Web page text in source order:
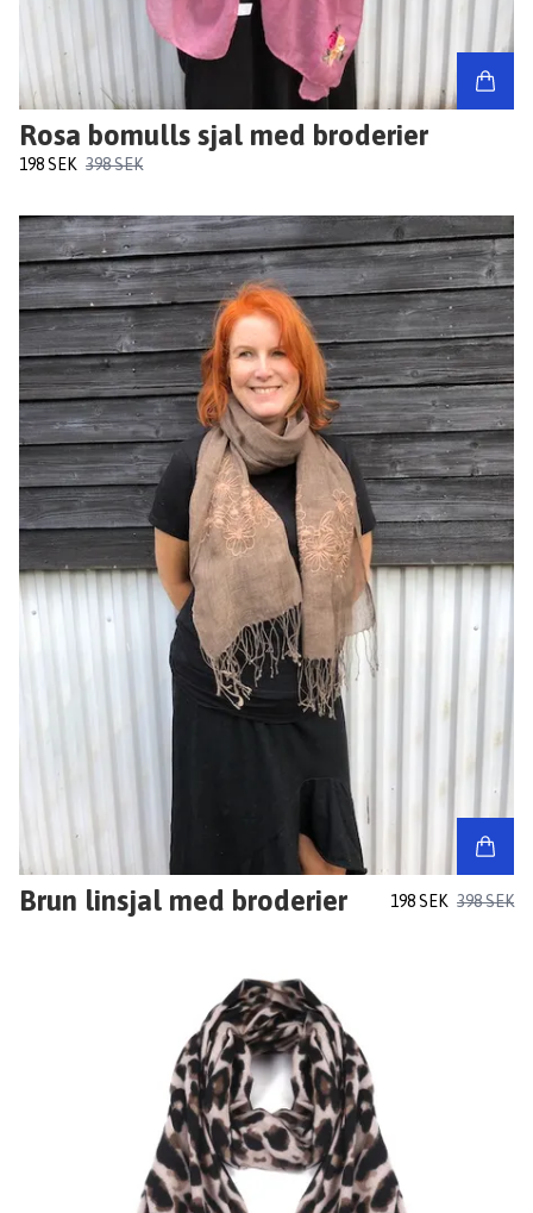
Rosa bomulls sjal med broderier
198 SEK 398 SEK
Brun linsjal med broderier 198 SEK 398 SEK